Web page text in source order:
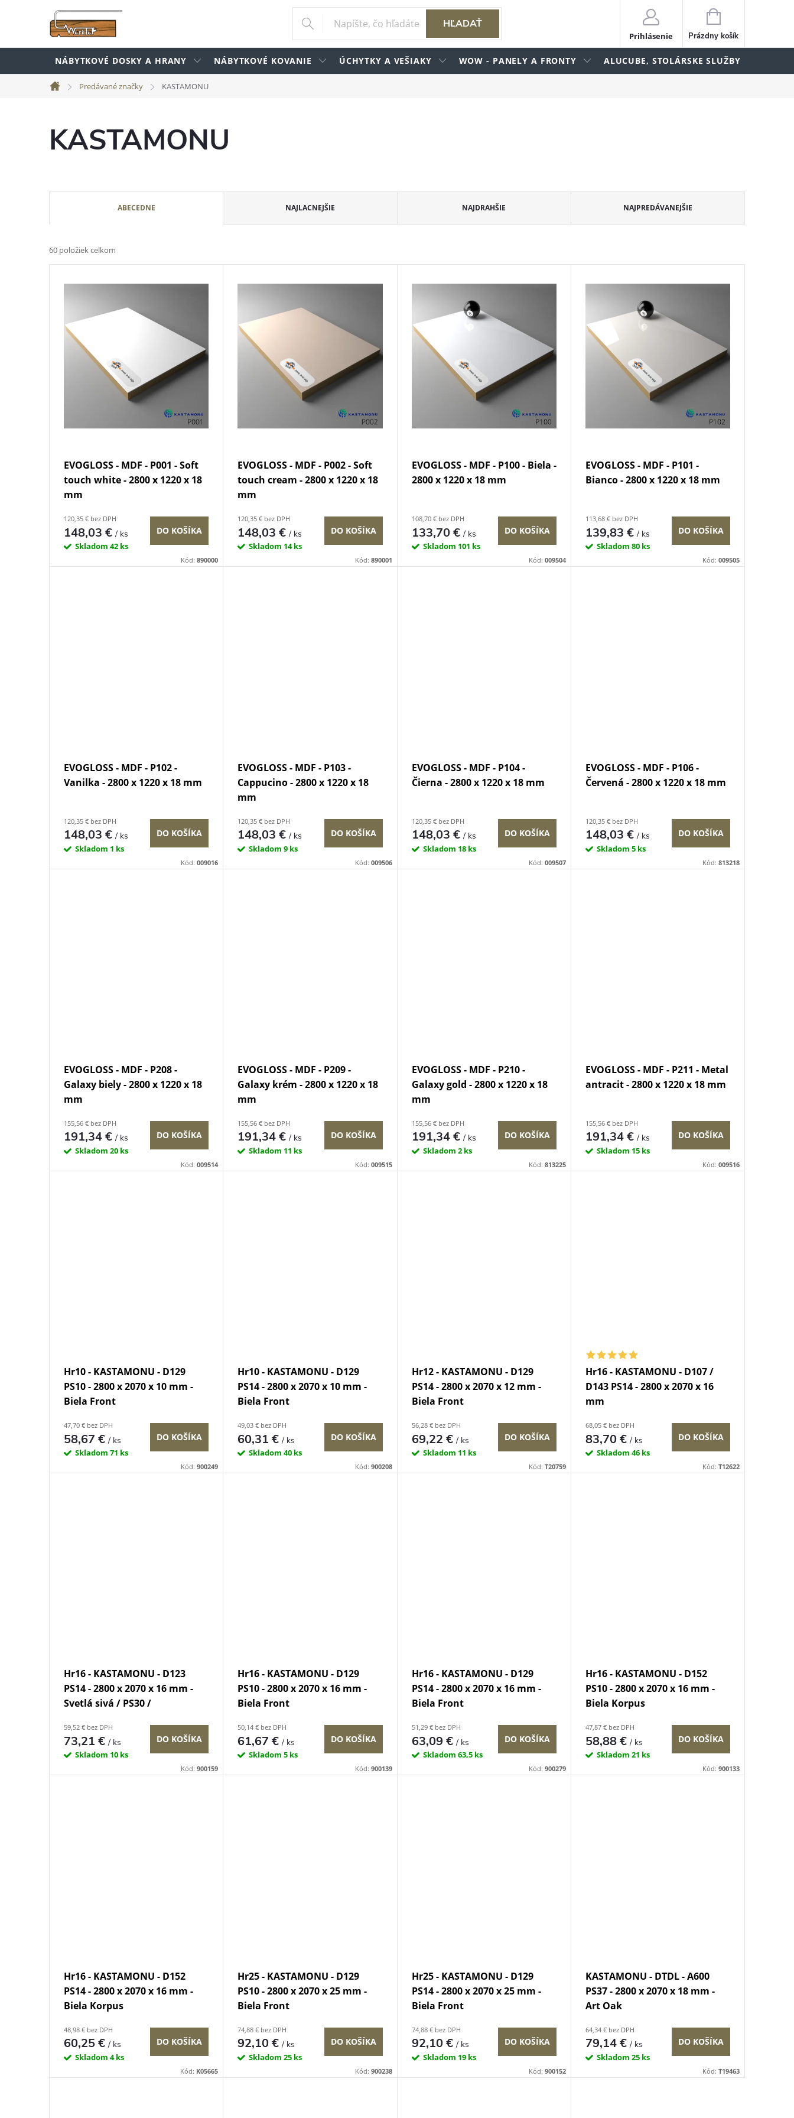
HĽADAŤ
Prihlásenie
NÁKUPNÝ
KOŠÍK
Prázdny košík
NÁBYTKOVÉ DOSKY A HRANY NÁBYTKOVÉ KOVANIE ÚCHYTKY A VEŠIAKY WOW - PANELY A FRONTY ALUCUBE, STOLÁRSKE SLUŽBY
Domov
Predávané značky KASTAMONU
KASTAMONU
a
d
k
ABECEDNE NAJLACNEJŠIE NAJDRAHŠIE NAJPREDÁVANEJŠIE
60 položiek celkom
V
k
EVOGLOSS - MDF - P001 - Soft
touch white - 2800 x 1220 x 18
mm
120,35 € bez DPH
148,03 €/ ks
Skladom 42 ks
DO KOŠÍKA
Kód:890000
EVOGLOSS - MDF - P002 - Soft
touch cream - 2800 x 1220 x 18
mm
120,35 € bez DPH
148,03 €/ ks
Skladom 14 ks
DO KOŠÍKA
Kód: 890001
EVOGLOSS - MDF - P100 - Biela -
2800 x 1220 x 18 mm
108,70 € bez DPH
133,70 €/ ks
Skladom 101 ks
DO KOŠÍKA
Kód: 009504
EVOGLOSS - MDF - P101 -
Bianco - 2800 x 1220 x 18 mm
113,68 € bez DPH
139,83 €/ ks
Skladom 80 ks
DO KOŠÍKA
Kód: 009505
EVOGLOSS - MDF - P102 -
Vanilka - 2800 x 1220 x 18 mm
120,35 € bez DPH
148,03 €/ ks
Skladom 1 ks
DO KOŠÍKA
Kód:009016
EVOGLOSS - MDF - P103 -
Cappucino - 2800 x 1220 x 18
mm
120,35 € bez DPH
148,03 €/ ks
Skladom9 ks
DO KOŠÍKA
Kód: 009506
EVOGLOSS - MDF - P104 -
Čierna - 2800 x 1220 x 18 mm
120,35 € bez DPH
148,03 €/ ks
Skladom 18 ks
DO KOŠÍKA
Kód: 009507
EVOGLOSS - MDF - P106 -
Červená - 2800 x 1220 x 18 mm
120,35 € bez DPH
148,03 €/ ks
Skladom 5 ks
DO KOŠÍKA
Kód: 813218
EVOGLOSS - MDF - P208 -
Galaxy biely - 2800 x 1220 x 18
mm
155,56 € bez DPH
191,34 €/ ks
Skladom 20 ks
DO KOŠÍKA
Kód:009514
EVOGLOSS - MDF - P209 -
Galaxy krém - 2800 x 1220 x 18
mm
155,56 € bez DPH
191,34 €/ ks
Skladom 11 ks
DO KOŠÍKA
Kód: 009515
EVOGLOSS - MDF - P210 -
Galaxy gold - 2800 x 1220 x 18
mm
155,56 € bez DPH
191,34 €/ ks
Skladom 2 ks
DO KOŠÍKA
Kód: 813225
EVOGLOSS - MDF - P211 - Metal
antracit - 2800 x 1220 x 18 mm
155,56 € bez DPH
191,34 €/ ks
Skladom 15 ks
DO KOŠÍKA
Kód: 009516
Hr10 - KASTAMONU - D129
PS10 - 2800 x 2070 x 10 mm -
Biela Front
47,70 € bez DPH
58,67 €/ ks
Skladom 71 ks
DO KOŠÍKA
Kód:900249
Hr10 - KASTAMONU - D129
PS14 - 2800 x 2070 x 10 mm -
Biela Front
49,03 € bez DPH
60,31 €/ ks
Skladom40 ks
DO KOŠÍKA
Kód: 900208
Hr12 - KASTAMONU - D129
PS14 - 2800 x 2070 x 12 mm -
Biela Front
56,28 € bez DPH
69,22 €/ ks
Skladom 11 ks
DO KOŠÍKA
Kód: T20759
Hr16 - KASTAMONU - D107 /
D143 PS14 - 2800 x 2070 x 16
mm
68,05 € bez DPH
83,70 €/ ks
Skladom 46 ks
DO KOŠÍKA
Kód: T12622
Hr16 - KASTAMONU - D123
PS14 - 2800 x 2070 x 16 mm -
Svetlá sivá / PS30 /
59,52 € bez DPH
73,21 €/ ks
Skladom 10 ks
DO KOŠÍKA
Kód:900159
Hr16 - KASTAMONU - D129
PS10 - 2800 x 2070 x 16 mm -
Biela Front
50,14 € bez DPH
61,67 €/ ks
Skladom5 ks
DO KOŠÍKA
Kód: 900139
Hr16 - KASTAMONU - D129
PS14 - 2800 x 2070 x 16 mm -
Biela Front
51,29 € bez DPH
63,09 €/ ks
Skladom 63,5 ks
DO KOŠÍKA
Kód: 900279
Hr16 - KASTAMONU - D152
PS10 - 2800 x 2070 x 16 mm -
Biela Korpus
47,87 € bez DPH
58,88 €/ ks
Skladom 21 ks
DO KOŠÍKA
Kód: 900133
Hr16 - KASTAMONU - D152
PS14 - 2800 x 2070 x 16 mm -
Biela Korpus
48,98 € bez DPH
60,25 €/ ks
Skladom 4 ks
DO KOŠÍKA
Kód: K05665
Hr25 - KASTAMONU - D129
PS10 - 2800 x 2070 x 25 mm -
Biela Front
74,88 € bez DPH
92,10 €/ ks
Skladom25 ks
DO KOŠÍKA
Kód: 900238
Hr25 - KASTAMONU - D129
PS14 - 2800 x 2070 x 25 mm -
Biela Front
74,88 € bez DPH
92,10 €/ ks
Skladom 19 ks
DO KOŠÍKA
Kód: 900152
KASTAMONU - DTDL - A600
PS37 - 2800 x 2070 x 18 mm -
Art Oak
64,34 € bez DPH
79,14 €/ ks
Skladom 25 ks
DO KOŠÍKA
Kód: T19463